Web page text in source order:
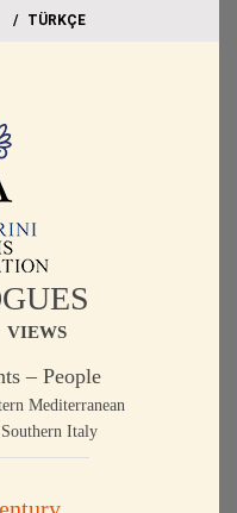
TÜRKÇE
VIEWS
– People
Mediterranean
Italy